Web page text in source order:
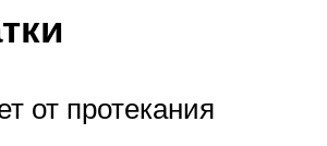
от протекания